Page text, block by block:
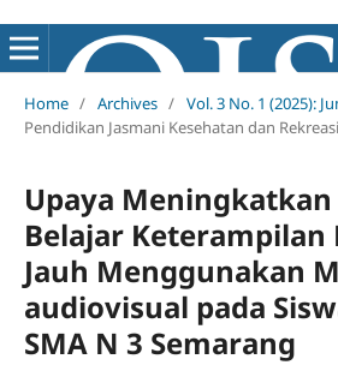
Home / Archives / Vol. 3 No. 1 (2025):
Pendidikan Jasmani Kesehatan dan Rekreasi
Upaya Meningkatkan
Belajar Keterampilan
Jauh Menggunakan
audiovisual pada
SMA N 3 Semarang